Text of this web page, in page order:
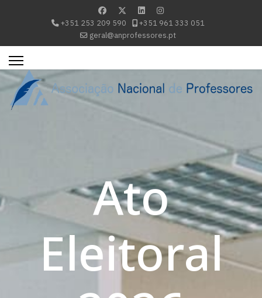
+351 253 209 590
+351 961 333 051
geral@anprofessores.pt
Ato
Eleitoral